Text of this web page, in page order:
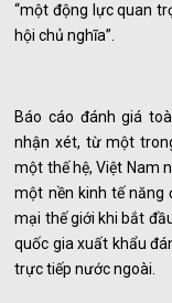
“một động lực quan
hội chủ nghĩa”.
Báo cáo đánh giá
nhận xét, từ một
một thế hệ, Việt Nam
một nền kinh tế năng
mại thế giới khi bắt
quốc gia xuất khẩu
trực tiếp nước ngoài.